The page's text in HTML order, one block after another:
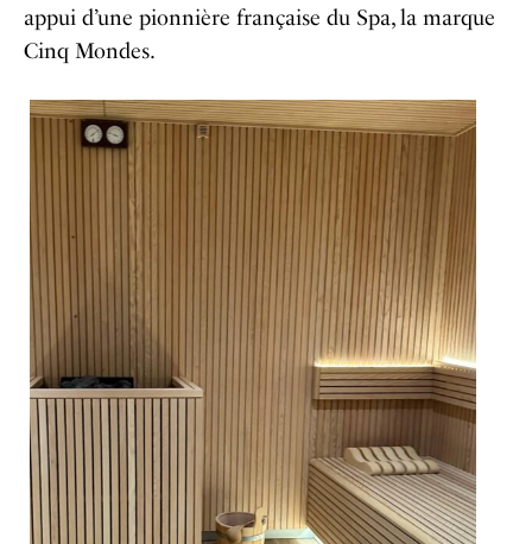
appui d’une pionnière française du Spa, la marque
Cinq Mondes.